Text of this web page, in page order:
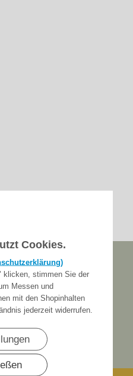
Cookies.
klicken, stimmen Sie der
Messen und
mit den Shopinhalten
jederzeit widerrufen.